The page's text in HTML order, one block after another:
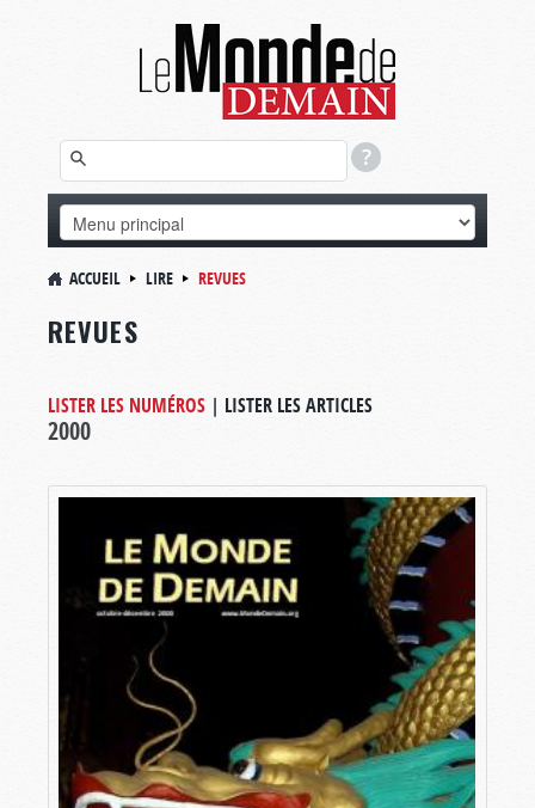
ACCUEIL LIRE REVUES
REVUES
LISTER LES NUMÉROS | LISTER LES ARTICLES
2000